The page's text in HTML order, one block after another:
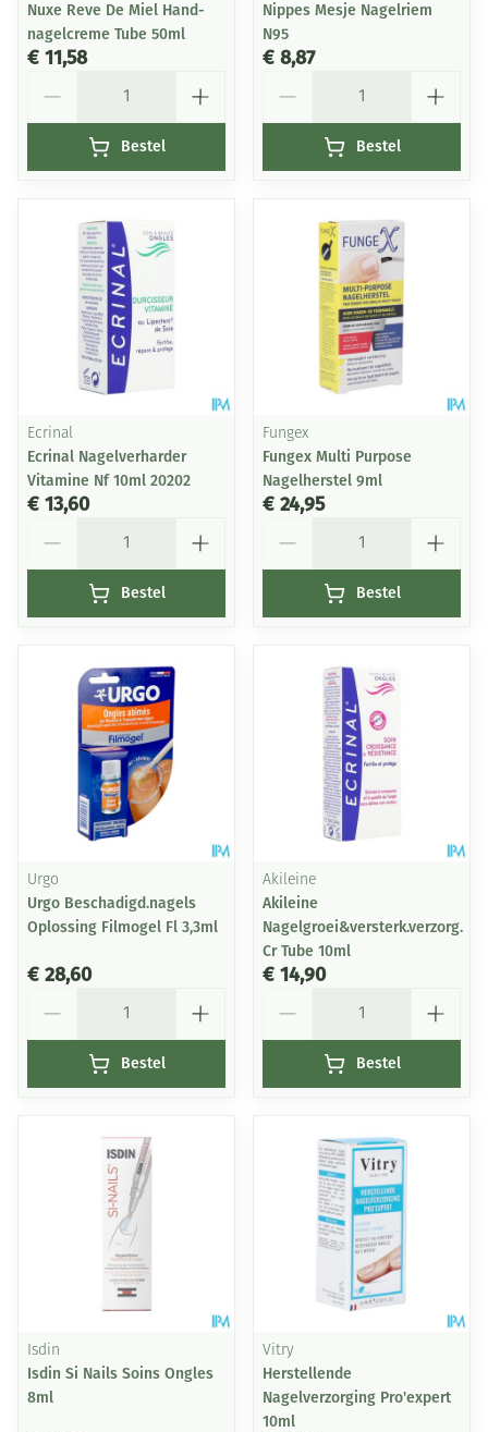
Nuxe Reve De Miel Hand-
nagelcreme Tube 50ml
€ 11,58
Bestel
Nippes Mesje Nagelriem
N95
€ 8,87
Bestel
Ecrinal
Ecrinal Nagelverharder
Vitamine Nf 10ml 20202
€ 13,60
Bestel
Fungex
Fungex Multi Purpose
Nagelherstel 9ml
€ 24,95
Bestel
Urgo
Urgo Beschadigd.nagels
Oplossing Filmogel Fl 3,3ml
€ 28,60
Bestel
Akileine
Akileine
Nagelgroei&versterk.verzorg.
Cr Tube 10ml
€ 14,90
Bestel
Isdin
Isdin Si Nails Soins Ongles
8ml
Vitry
Herstellende
Nagelverzorging Pro'expert
10ml